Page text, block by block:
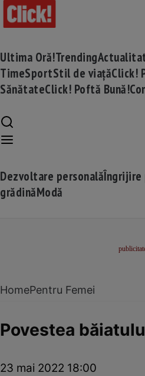
Ultima Oră!Trending
TimeSportStil de viațăClick!
SănătateClick! Poftă Bună!
Dezvoltare personalăÎngrijire
grădinăModă
HomePentru Femei
Povestea
23 mai 2022 18:00